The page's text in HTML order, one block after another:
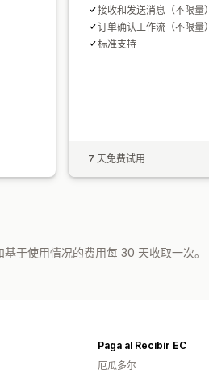
接收和发送消息（不限量）
订单确认工作流（不限量）
标准支持
7 天免费试用
于使用情况的费用每 30 天收取一次。
Paga al Recibir EC
厄瓜多尔